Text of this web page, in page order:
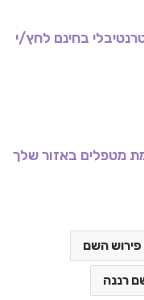
בחינם לחץ/י
מטפלים באזור שלך
השם
רננה